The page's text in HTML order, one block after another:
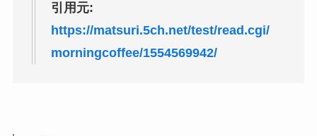
引用元:
https://matsuri.5ch.net/test/read.cgi/
morningcoffee/1554569942/